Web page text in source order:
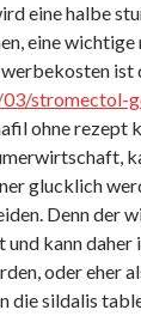
eine halbe
eine wichtige
ist
stromectol-
ohne rezept
glucklich
Denn der
kann daher
oder eher
die sildalis